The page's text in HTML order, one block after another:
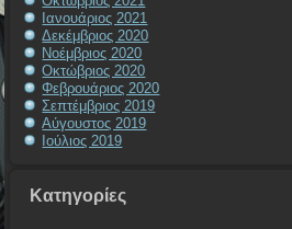
Ιανουάριος 2021
Δεκέμβριος 2020
Νοέμβριος 2020
Οκτώβριος 2020
Φεβρουάριος 2020
Σεπτέμβριος 2019
Αύγουστος 2019
Ιούλιος 2019
Kατηγορίες